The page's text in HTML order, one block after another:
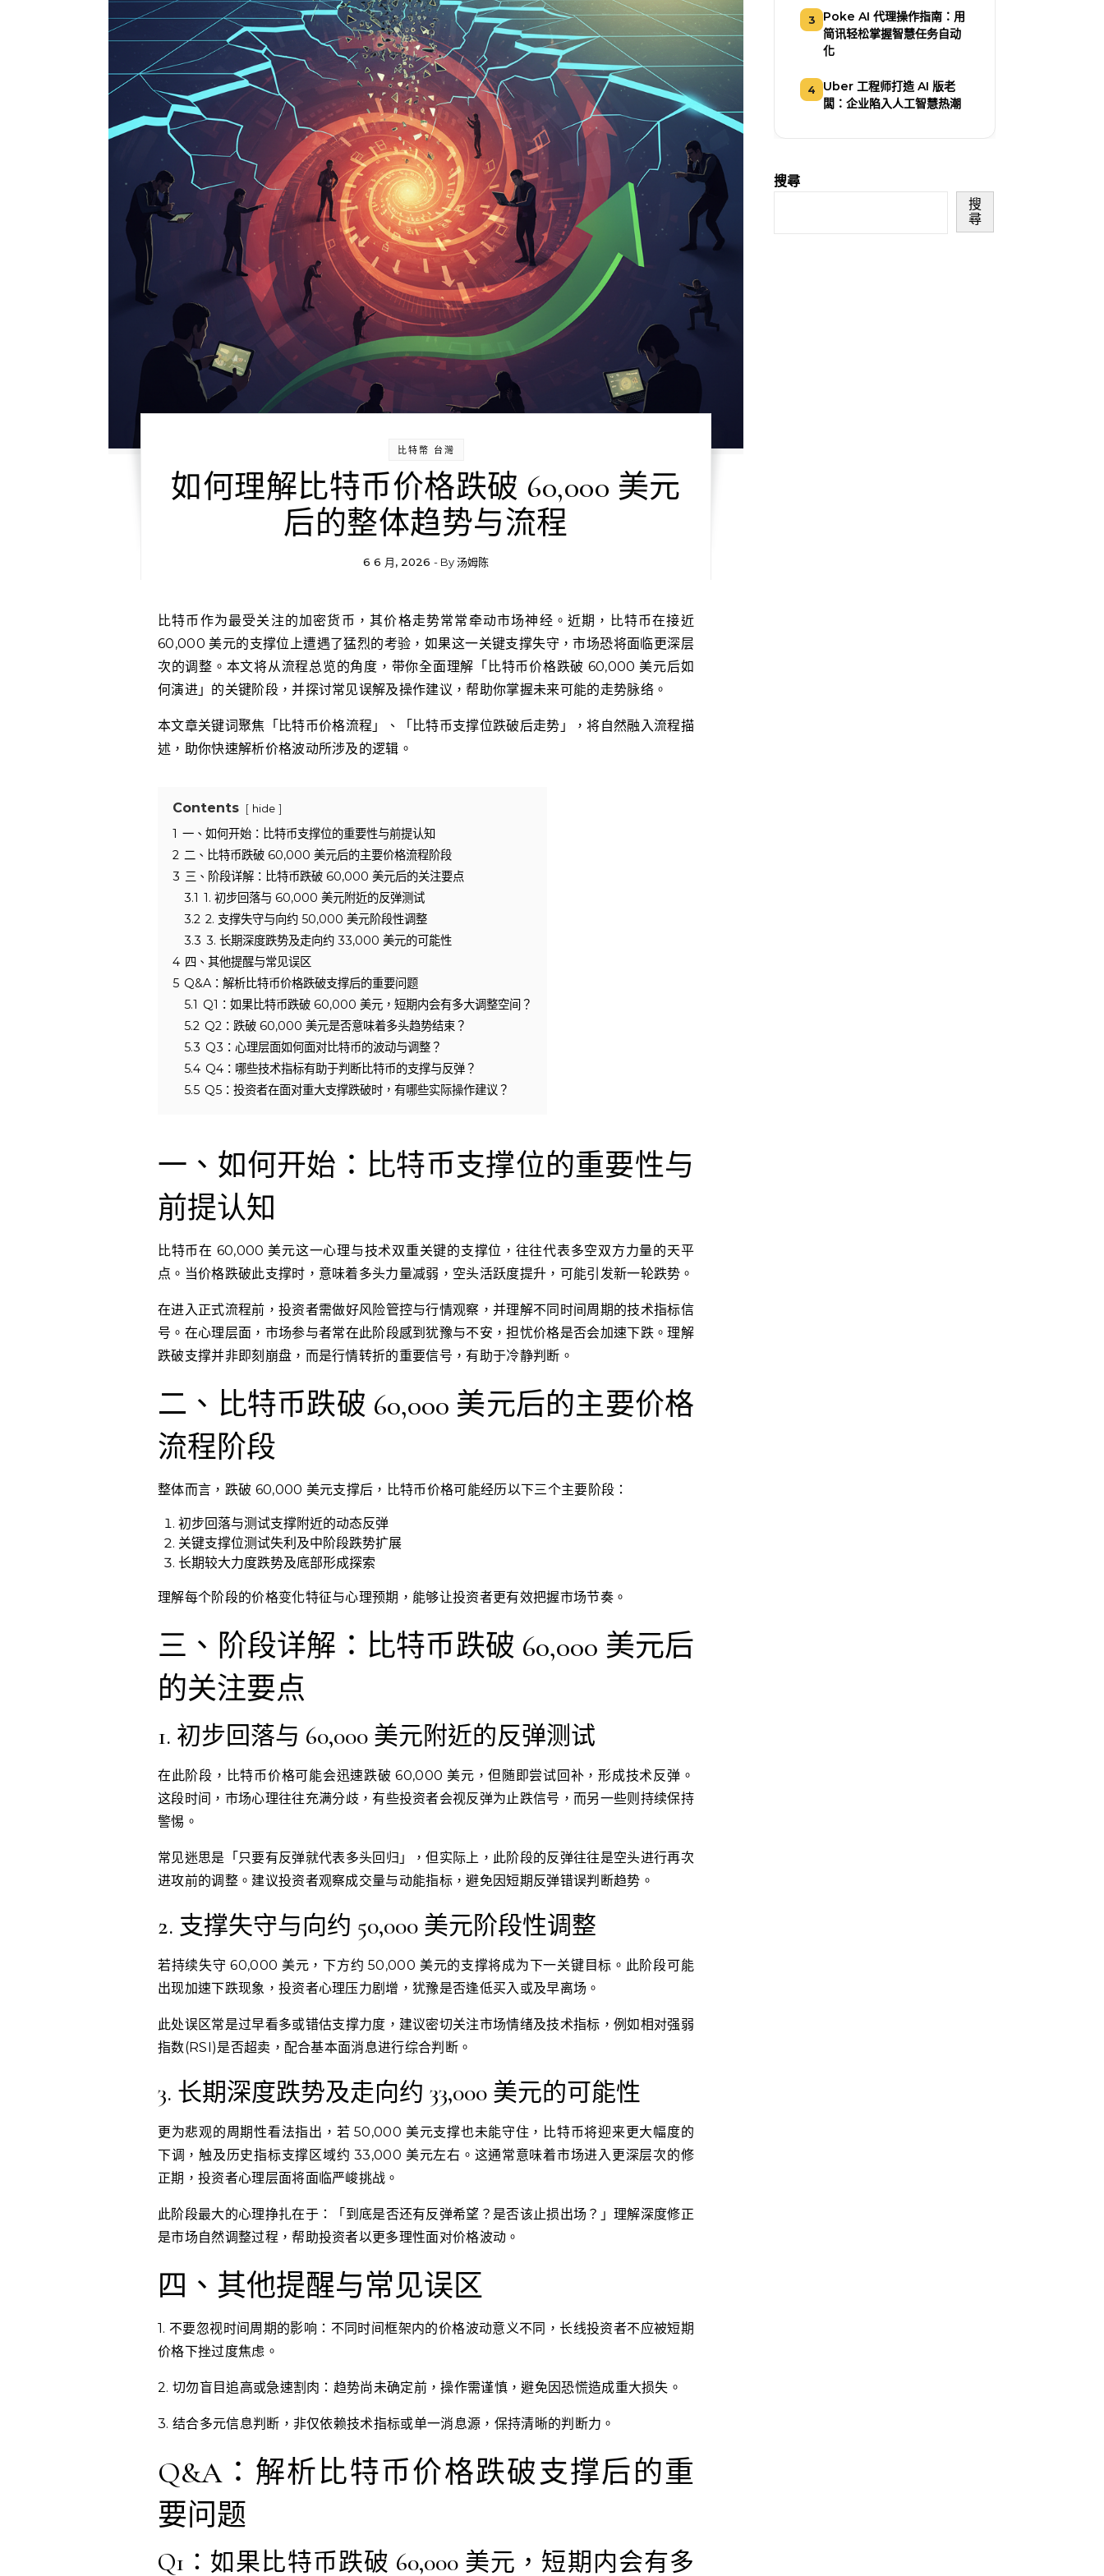
比特幣 台灣
如何理解比特币价格跌破 60,000 美元
后的整体趋势与流程
6 6 月, 2026 - By汤姆陈
比特币作为最受关注的加密货币，其价格走势常常牵动市场神经。近期，比特币在接近
60,000 美元的支撑位上遭遇了猛烈的考验，如果这一关键支撑失守，市场恐将面临更深层
次的调整。本文将从流程总览的角度，带你全面理解「比特币价格跌破 60,000 美元后如
何演进」的关键阶段，并探讨常见误解及操作建议，帮助你掌握未来可能的走势脉络。
本文章关键词聚焦「比特币价格流程」、「比特币支撑位跌破后走势」，将自然融入流程描
述，助你快速解析价格波动所涉及的逻辑。
Contents hide
1 一、如何开始：比特币支撑位的重要性与前提认知
2 二、比特币跌破 60,000 美元后的主要价格流程阶段
3 三、阶段详解：比特币跌破 60,000 美元后的关注要点
3.1 1. 初步回落与 60,000 美元附近的反弹测试
3.2 2. 支撑失守与向约 50,000 美元阶段性调整
3.3 3. 长期深度跌势及走向约 33,000 美元的可能性
4 四、其他提醒与常见误区
5 Q&A：解析比特币价格跌破支撑后的重要问题
5.1 Q1：如果比特币跌破 60,000 美元，短期内会有多大调整空间？
5.2 Q2：跌破 60,000 美元是否意味着多头趋势结束？
5.3 Q3：心理层面如何面对比特币的波动与调整？
5.4 Q4：哪些技术指标有助于判断比特币的支撑与反弹？
5.5 Q5：投资者在面对重大支撑跌破时，有哪些实际操作建议？
一、如何开始：比特币支撑位的重要性与
前提认知
比特币在 60,000 美元这一心理与技术双重关键的支撑位，往往代表多空双方力量的天平
点。当价格跌破此支撑时，意味着多头力量减弱，空头活跃度提升，可能引发新一轮跌势。
在进入正式流程前，投资者需做好风险管控与行情观察，并理解不同时间周期的技术指标信
号。在心理层面，市场参与者常在此阶段感到犹豫与不安，担忧价格是否会加速下跌。理解
跌破支撑并非即刻崩盘，而是行情转折的重要信号，有助于冷静判断。
二、比特币跌破 60,000 美元后的主要价格
流程阶段
整体而言，跌破 60,000 美元支撑后，比特币价格可能经历以下三个主要阶段：
初步回落与测试支撑附近的动态反弹
关键支撑位测试失利及中阶段跌势扩展
长期较大力度跌势及底部形成探索
理解每个阶段的价格变化特征与心理预期，能够让投资者更有效把握市场节奏。
三、阶段详解：比特币跌破 60,000 美元后
的关注要点
1. 初步回落与 60,000 美元附近的反弹测试
在此阶段，比特币价格可能会迅速跌破 60,000 美元，但随即尝试回补，形成技术反弹。
这段时间，市场心理往往充满分歧，有些投资者会视反弹为止跌信号，而另一些则持续保持
警惕。
常见迷思是「只要有反弹就代表多头回归」，但实际上，此阶段的反弹往往是空头进行再次
进攻前的调整。建议投资者观察成交量与动能指标，避免因短期反弹错误判断趋势。
2. 支撑失守与向约 50,000 美元阶段性调整
若持续失守 60,000 美元，下方约 50,000 美元的支撑将成为下一关键目标。此阶段可能
出现加速下跌现象，投资者心理压力剧增，犹豫是否逢低买入或及早离场。
此处误区常是过早看多或错估支撑力度，建议密切关注市场情绪及技术指标，例如相对强弱
指数(RSI)是否超卖，配合基本面消息进行综合判断。
3. 长期深度跌势及走向约 33,000 美元的可能性
更为悲观的周期性看法指出，若 50,000 美元支撑也未能守住，比特币将迎来更大幅度的
下调，触及历史指标支撑区域约 33,000 美元左右。这通常意味着市场进入更深层次的修
正期，投资者心理层面将面临严峻挑战。
此阶段最大的心理挣扎在于：「到底是否还有反弹希望？是否该止损出场？」理解深度修正
是市场自然调整过程，帮助投资者以更多理性面对价格波动。
四、其他提醒与常见误区
1. 不要忽视时间周期的影响：不同时间框架内的价格波动意义不同，长线投资者不应被短期
价格下挫过度焦虑。
2. 切勿盲目追高或急速割肉：趋势尚未确定前，操作需谨慎，避免因恐慌造成重大损失。
3. 结合多元信息判断，非仅依赖技术指标或单一消息源，保持清晰的判断力。
Q&A：解析比特币价格跌破支撑后的重
要问题
Q1：如果比特币跌破 60,000 美元，短期内会有多
3
Poke AI 代理操作指南：用
简讯轻松掌握智慧任务自动
化
4
Uber 工程师打造 AI 版老
闆：企业陷入人工智慧热潮
搜尋
搜
尋